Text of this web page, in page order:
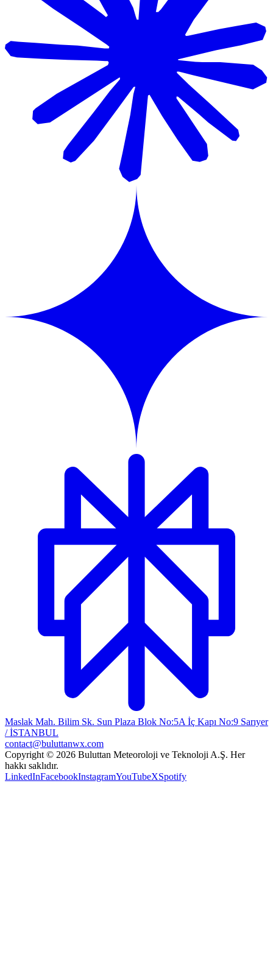
Maslak Mah. Bilim Sk. Sun Plaza Blok No:5A İç Kapı No:9 Sarıyer
/ İSTANBUL
contact@buluttanwx.com
Copyright © 2026 Buluttan Meteoroloji ve Teknoloji A.Ş. Her
hakkı saklıdır.
LinkedInFacebookInstagramYouTubeXSpotify